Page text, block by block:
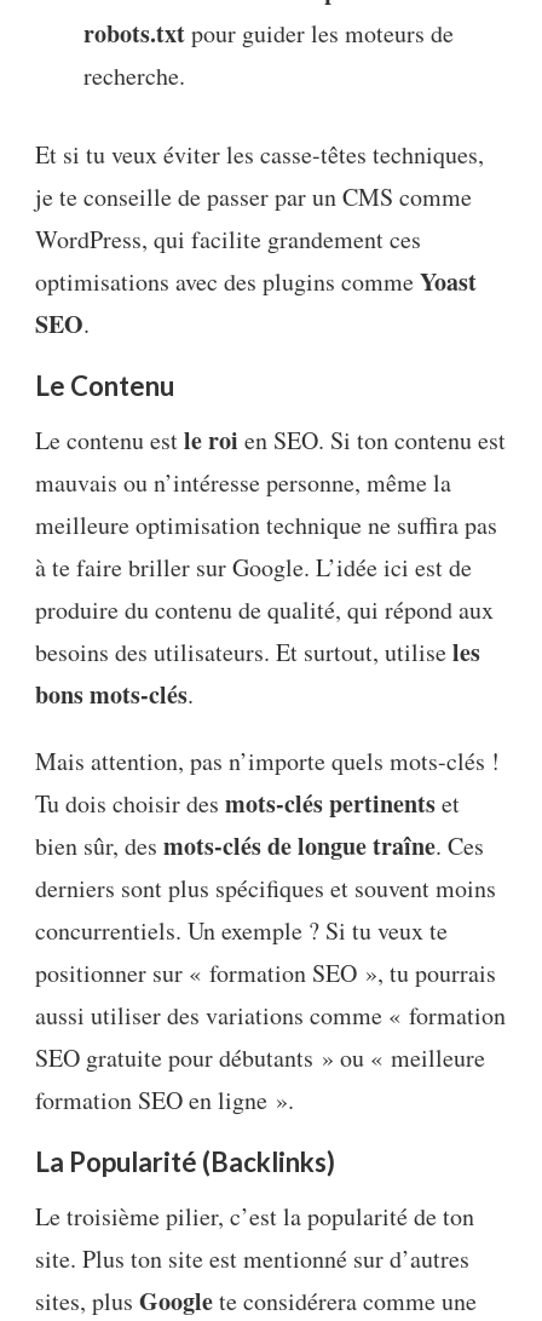
robots.txtpour guider les moteurs de
recherche.
Et si tu veux éviter les casse-têtes techniques,
je te conseille de passer par un CMS comme
WordPress, qui facilite grandement ces
optimisations avec des plugins commeYoast
SEO.
Le Contenu
Le contenu estle roi en SEO. Si ton contenu est
mauvais ou n’intéresse personne, même la
meilleure optimisation technique ne suffira pas
à te faire briller sur Google. L’idée ici est de
produire du contenu de qualité, qui répond aux
besoins des utilisateurs. Et surtout, utiliseles
bons mots-clés.
Mais attention, pas n’importe quels mots-clés !
Tu dois choisir des mots-clés pertinentset
bien sûr, des mots-clés de longue traîne. Ces
derniers sont plus spécifiques et souvent moins
concurrentiels. Un exemple ? Si tu veux te
positionner sur « formation SEO », tu pourrais
aussi utiliser des variations comme « formation
SEO gratuite pour débutants » ou « meilleure
formation SEO en ligne ».
La Popularité (Backlinks)
Le troisième pilier, c’est la popularité de ton
site. Plus ton site est mentionné sur d’autres
sites, plus Googlete considérera comme une